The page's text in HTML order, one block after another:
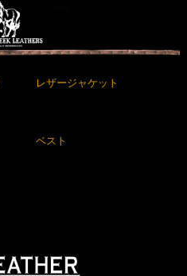
レザージャケット
ベスト